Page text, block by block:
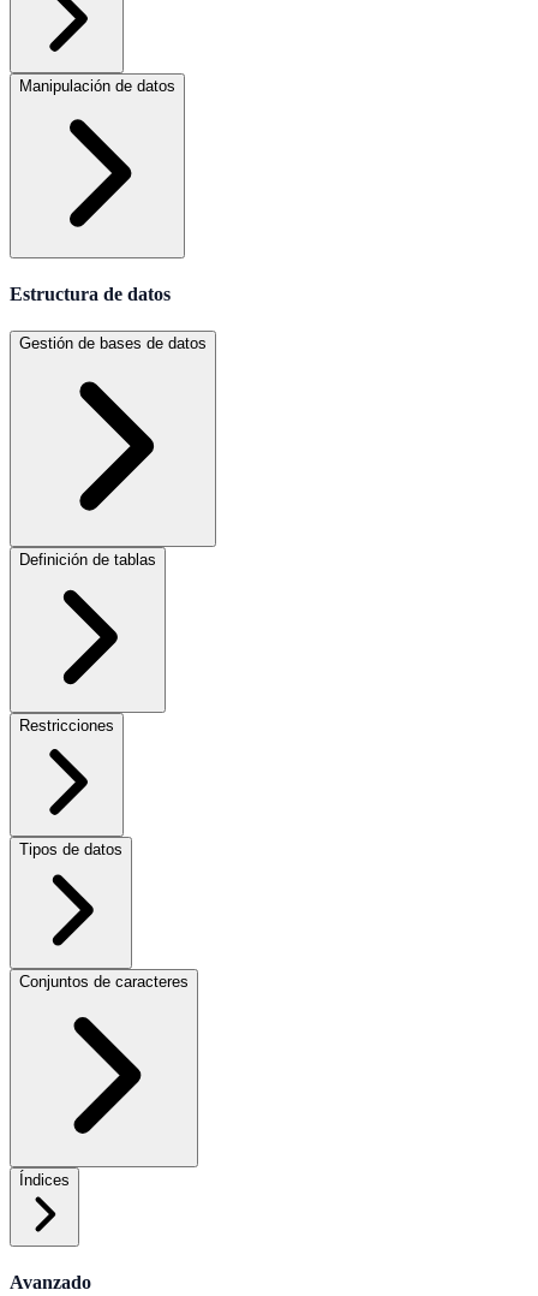
Manipulación de datos
Estructura de datos
Gestión de bases de datos
Definición de tablas
Restricciones
Tipos de datos
Conjuntos de caracteres
Índices
Avanzado